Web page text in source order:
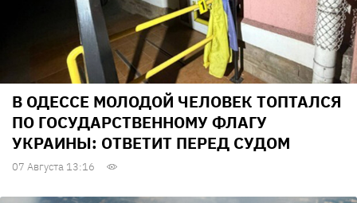
В ОДЕССЕ МОЛОДОЙ ЧЕЛОВЕК ТОПТАЛСЯ
ПО ГОСУДАРСТВЕННОМУ ФЛАГУ
УКРАИНЫ: ОТВЕТИТ ПЕРЕД СУДОМ
07 Августа 13:16